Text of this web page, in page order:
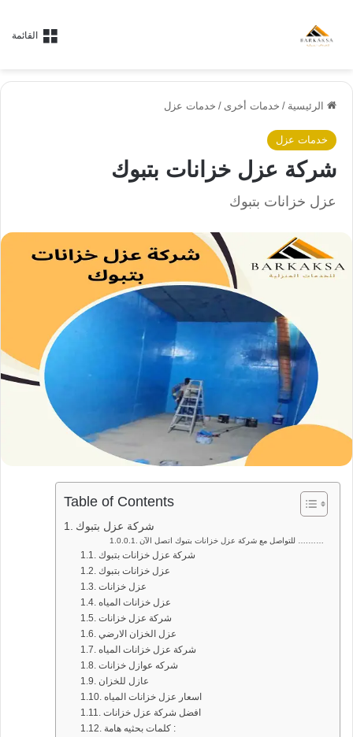
القائمة
الرئيسية / خدمات أخرى / خدمات عزل
خدمات عزل
شركة عزل خزانات بتبوك
عزل خزانات بتبوك
Table of Contents
شركة عزل بتبوك
للتواصل مع شركة عزل خزانات بتبوك اتصل الآن ….……
شركة عزل خزانات بتبوك
عزل خزانات بتبوك
عزل خزانات
عزل خزانات المياه
شركة عزل خزانات
عزل الخزان الارضي
شركة عزل خزانات المياه
شركه عوازل خزانات
عازل للخزان
اسعار عزل خزانات المياه
افضل شركة عزل خزانات
كلمات بحثيه هامة :